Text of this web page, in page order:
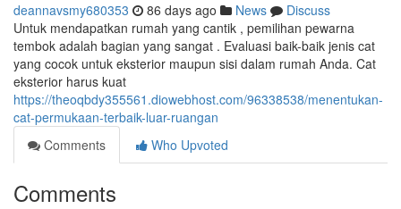
deannavsmy680353 86 days ago News
Discuss
Untuk mendapatkan rumah yang cantik , pemilihan pewarna
tembok adalah bagian yang sangat . Evaluasi baik-baik jenis cat
yang cocok untuk eksterior maupun sisi dalam rumah Anda. Cat
eksterior harus kuat
https://theoqbdy355561.diowebhost.com/96338538/menentukan-
cat-permukaan-terbaik-luar-ruangan
Comments
Who Upvoted
Comments